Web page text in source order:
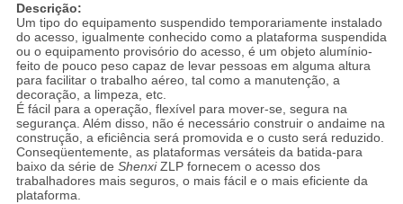
Descrição:
Um tipo do equipamento suspendido temporariamente instalado
do acesso, igualmente conhecido como a plataforma suspendida
ou o equipamento provisório do acesso, é um objeto alumínio-
feito de pouco peso capaz de levar pessoas em alguma altura
para facilitar o trabalho aéreo, tal como a manutenção, a
decoração, a limpeza, etc.
É fácil para a operação, flexível para mover-se, segura na
segurança. Além disso, não é necessário construir o andaime na
construção, a eficiência será promovida e o custo será reduzido.
Conseqüentemente, as plataformas versáteis da batida-para
baixo da série de ShenxiZLP fornecem o acesso dos
trabalhadores mais seguros, o mais fácil e o mais eficiente da
plataforma.